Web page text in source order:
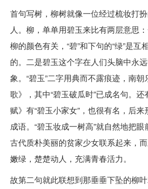
首句写树，柳树就像一位经过梳妆打
人。柳，单单用碧玉来比有两层意思
柳的颜色有关，“碧”和下句的“绿”是互
的。二是碧玉这个字在人们头脑中永
象。“碧玉”二字用典而不露痕迹，南朝
歌》，其中“碧玉破瓜时”已成名句。
赋》有“碧玉小家女”，也很有名，后来
成语。“碧玉妆成一树高”就自然地把
古代质朴美丽的贫家少女联系起来，
嫩绿，楚楚动人，充满青春活力。
故第二句就此联想到那垂垂下坠的柳